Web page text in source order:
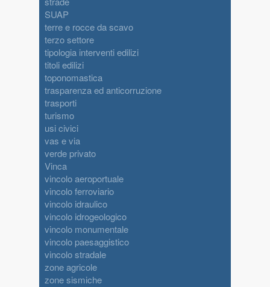
SUAP
terre e rocce da scavo
terzo settore
tipologia interventi edilizi
titoli edilizi
toponomastica
trasparenza ed anticorruzione
trasporti
turismo
usi civici
vas e via
verde privato
Vinca
vincolo aeroportuale
vincolo ferroviario
vincolo idraulico
vincolo idrogeologico
vincolo monumentale
vincolo paesaggistico
vincolo stradale
zone agricole
zone sismiche